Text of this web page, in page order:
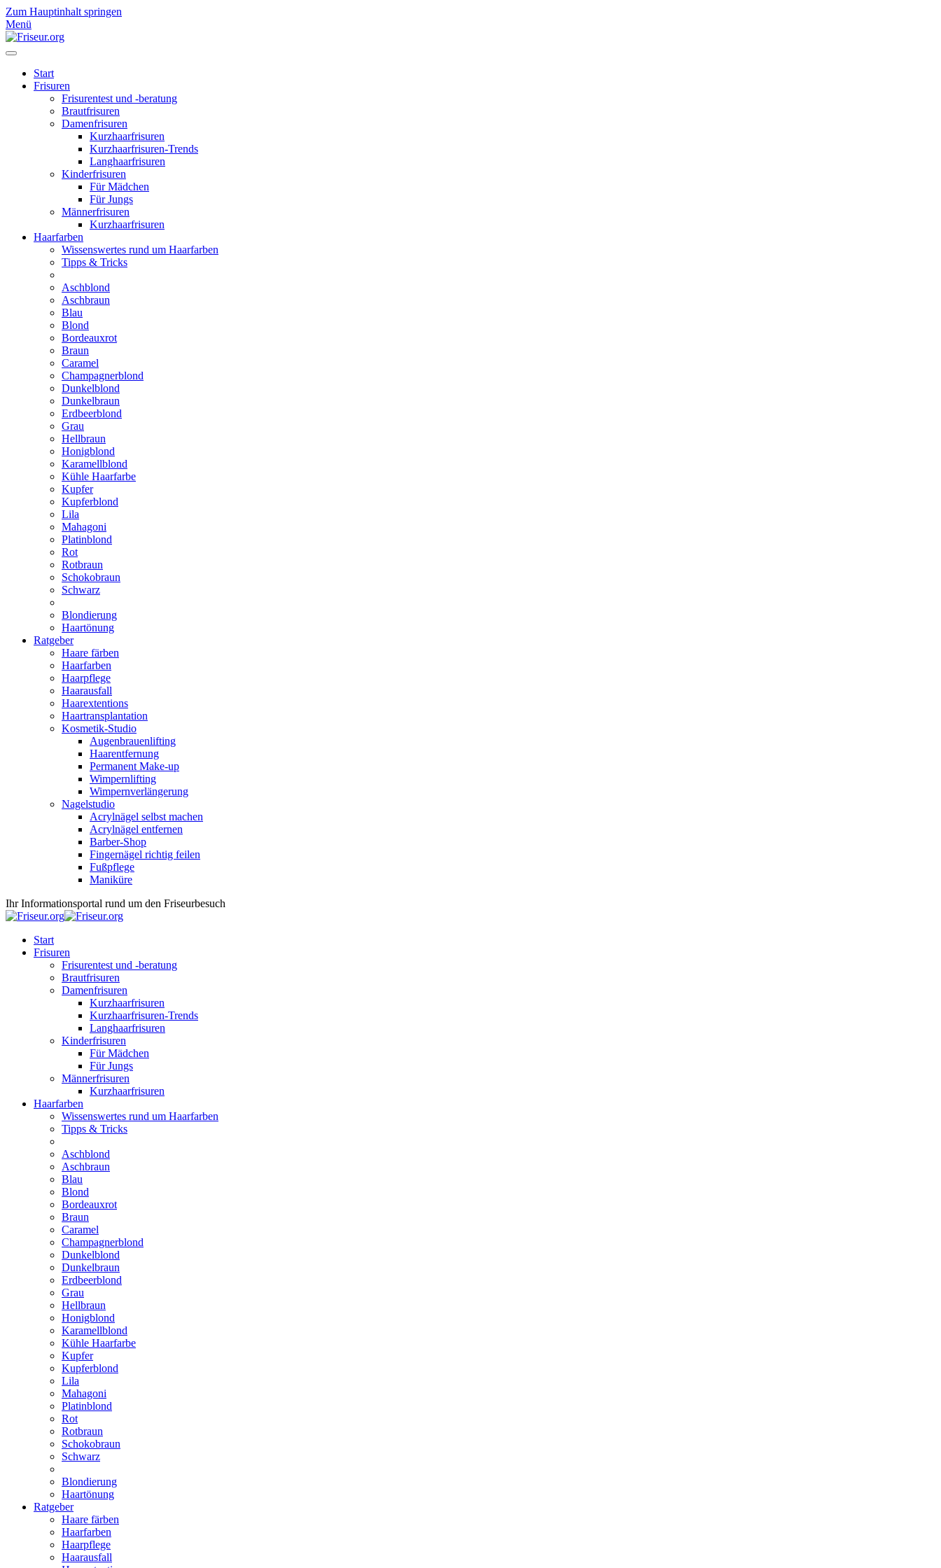
Zum Hauptinhalt springen
Menü
Start
Frisuren
Frisurentest und -beratung
Brautfrisuren
Damenfrisuren
Kurzhaarfrisuren
Kurzhaarfrisuren-Trends
Langhaarfrisuren
Kinderfrisuren
Für Mädchen
Für Jungs
Männerfrisuren
Kurzhaarfrisuren
Haarfarben
Wissenswertes rund um Haarfarben
Tipps & Tricks
Aschblond
Aschbraun
Blau
Blond
Bordeauxrot
Braun
Caramel
Champagnerblond
Dunkelblond
Dunkelbraun
Erdbeerblond
Grau
Hellbraun
Honigblond
Karamellblond
Kühle Haarfarbe
Kupfer
Kupferblond
Lila
Mahagoni
Platinblond
Rot
Rotbraun
Schokobraun
Schwarz
Blondierung
Haartönung
Ratgeber
Haare färben
Haarfarben
Haarpflege
Haarausfall
Haarextentions
Haartransplantation
Kosmetik-Studio
Augenbrauenlifting
Haarentfernung
Permanent Make-up
Wimpernlifting
Wimpernverlängerung
Nagelstudio
Acrylnägel selbst machen
Acrylnägel entfernen
Barber-Shop
Fingernägel richtig feilen
Fußpflege
Maniküre
Ihr Informationsportal rund um den Friseurbesuch
Start
Frisuren
Frisurentest und -beratung
Brautfrisuren
Damenfrisuren
Kurzhaarfrisuren
Kurzhaarfrisuren-Trends
Langhaarfrisuren
Kinderfrisuren
Für Mädchen
Für Jungs
Männerfrisuren
Kurzhaarfrisuren
Haarfarben
Wissenswertes rund um Haarfarben
Tipps & Tricks
Aschblond
Aschbraun
Blau
Blond
Bordeauxrot
Braun
Caramel
Champagnerblond
Dunkelblond
Dunkelbraun
Erdbeerblond
Grau
Hellbraun
Honigblond
Karamellblond
Kühle Haarfarbe
Kupfer
Kupferblond
Lila
Mahagoni
Platinblond
Rot
Rotbraun
Schokobraun
Schwarz
Blondierung
Haartönung
Ratgeber
Haare färben
Haarfarben
Haarpflege
Haarausfall